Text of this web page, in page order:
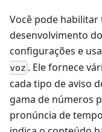
Você pode
desenvolvimento
configurações e
voz . Ele fornece
cada tipo de aviso
gama de números
pronúncia de